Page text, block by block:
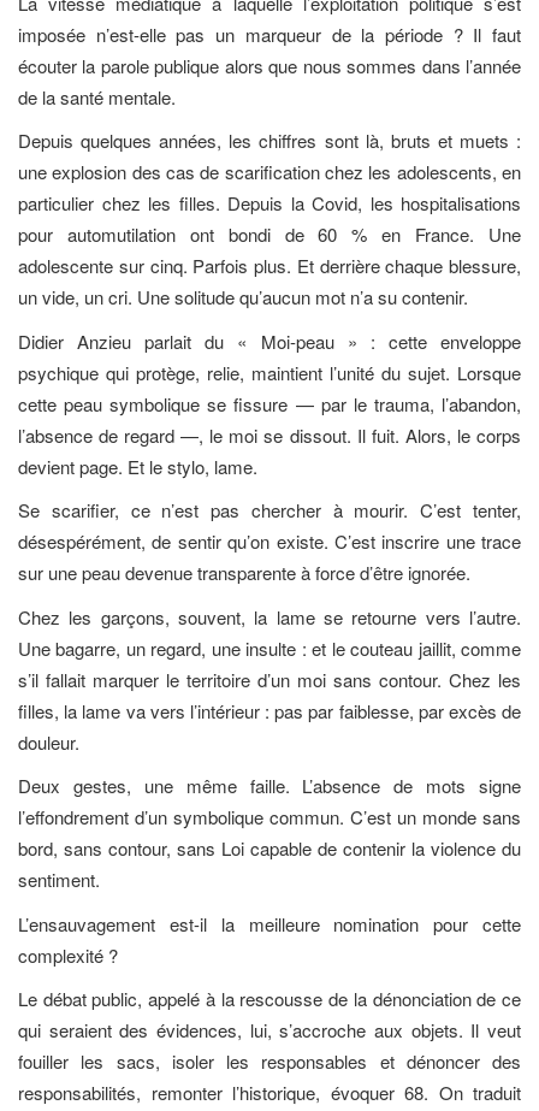
imposée n’est-elle pas un marqueur de la période ? Il faut
écouter la parole publique alors que nous sommes dans l’année
de la santé mentale.
Depuis quelques années, les chiffres sont là, bruts et muets :
une explosion des cas de scarification chez les adolescents, en
particulier chez les filles. Depuis la Covid, les hospitalisations
pour automutilation ont bondi de 60 % en France. Une
adolescente sur cinq. Parfois plus. Et derrière chaque blessure,
un vide, un cri. Une solitude qu’aucun mot n’a su contenir.
Didier Anzieu parlait du « Moi-peau » : cette enveloppe
psychique qui protège, relie, maintient l’unité du sujet. Lorsque
cette peau symbolique se fissure — par le trauma, l’abandon,
l’absence de regard —, le moi se dissout. Il fuit. Alors, le corps
devient page. Et le stylo, lame.
Se scarifier, ce n’est pas chercher à mourir. C’est tenter,
désespérément, de sentir qu’on existe. C’est inscrire une trace
sur une peau devenue transparente à force d’être ignorée.
Chez les garçons, souvent, la lame se retourne vers l’autre.
Une bagarre, un regard, une insulte : et le couteau jaillit, comme
s’il fallait marquer le territoire d’un moi sans contour. Chez les
filles, la lame va vers l’intérieur : pas par faiblesse, par excès de
douleur.
Deux gestes, une même faille. L’absence de mots signe
l’effondrement d’un symbolique commun. C’est un monde sans
bord, sans contour, sans Loi capable de contenir la violence du
sentiment.
L’ensauvagement est-il la meilleure nomination pour cette
complexité ?
Le débat public, appelé à la rescousse de la dénonciation de ce
qui seraient des évidences, lui, s’accroche aux objets. Il veut
fouiller les sacs, isoler les responsables et dénoncer des
responsabilités, remonter l’historique, évoquer 68. On traduit